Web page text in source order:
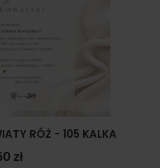
RÓŻ - 105 KALKA
zł